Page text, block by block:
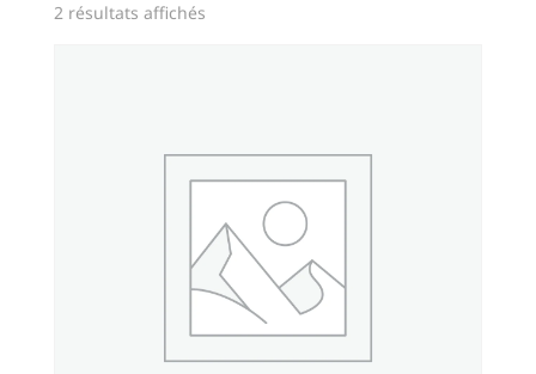
2 résultats affichés